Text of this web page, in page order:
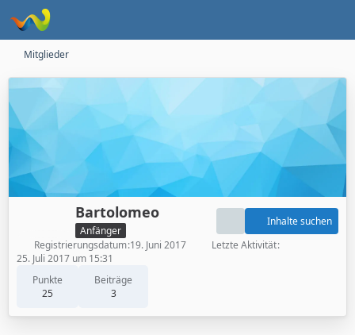
Mitglieder
Bartolomeo
Anfänger
Punkte
25
Beiträge
3
Inhalte suchen
Registrierungsdatum 19. Juni 2017
Letzte Aktivität
25. Juli 2017 um 15:31